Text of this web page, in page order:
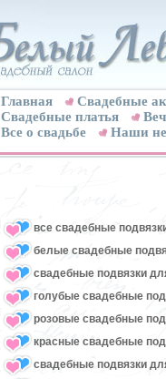
Главная
Свадебные
Cвадебные платья
Все о свадьбе
Наши
все свадебные
белые свадебные
свадебные подвязки
голубые свадебные
розовые свадебные
красные свадебные
свадебные подвязки